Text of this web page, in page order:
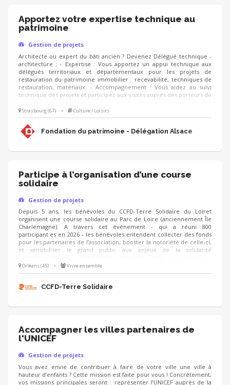
Apportez votre expertise technique au
patrimoine
Gestion de projets
Architecte ou expert du bâti ancien ? Devenez Délégué technique -
architecture : - Expertise : Vous apportez un appui technique aux
délégués territoriaux et départementaux pour les projets de
restauration du patrimoine immobilier : recevabilité, techniques de
restauration, matériaux. - Accompagnement : Vous aidez au suivi
technique des projets et participez aux visites auprès des porteurs de
réunions et comités à l'instruction des dossiers et facilitez les
relations avec les partenaires (DRAC, Architectes des Bâtiments de
France, UDAP). - Sensibilisation : Vous partagez les bonnes pratiques
au sein de l'équipe régionale.
Strasbourg (67) • Culture / Loisirs
Fondation du patrimoine - Délégation Alsace
Participe à l’organisation d’une course
solidaire
Gestion de projets
Depuis 5 ans, les bénévoles du CCFD-Terre Solidaire du Loiret
organisent une course solidaire au Parc de Loire (anciennement Île
Charlemagne). A travers cet évènement - qui a réuni 800
participant.es en 2026 - les bénévoles entendent collecter des fonds
pour les partenaires de l’association, booster la notoriété de celle-ci,
et sensibiliser le grand public aux enjeux de la solidarité
communication, logistique, recherche de partenaires/mécènes, etc.
NB : l’édition 2027 aura lieu le dimanche 21 mars.
Orléans (45) • Vivre ensemble
CCFD-Terre Solidaire
Accompagner les villes partenaires de
l'UNICEF
Gestion de projets
Vous avez envie de contribuer à faire de votre ville une ville à
hauteur d’enfants ? Cette mission est faite pour vous ! Concrètement,
vos missions principales seront : représenter l’UNICEF auprès de la